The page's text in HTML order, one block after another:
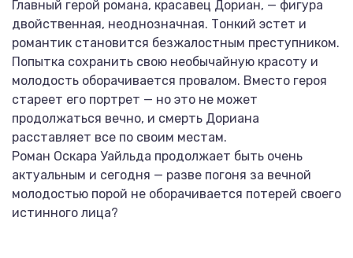
Главный герой романа, красавец Дориан, — фигура
двойственная, неоднозначная. Тонкий эстет и
романтик становится безжалостным преступником.
Попытка сохранить свою необычайную красоту и
молодость оборачивается провалом. Вместо героя
стареет его портрет — но это не может
продолжаться вечно, и смерть Дориана
расставляет все по своим местам.
Роман Оскара Уайльда продолжает быть очень
актуальным и сегодня — разве погоня за вечной
молодостью порой не оборачивается потерей своего
истинного лица?